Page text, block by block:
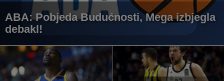
ABA: Pobjeda Budućnosti, Mega izbjegla
debakl!